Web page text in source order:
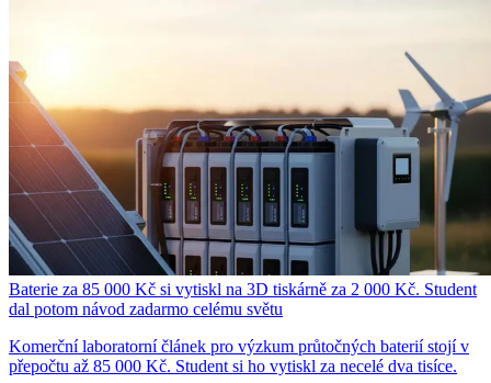
Baterie za 85 000 Kč si vytiskl na 3D tiskárně za 2 000 Kč. Student
dal potom návod zadarmo celému světu
Komerční laboratorní článek pro výzkum průtočných baterií stojí v
přepočtu až 85 000 Kč. Student si ho vytiskl za necelé dva tisíce.